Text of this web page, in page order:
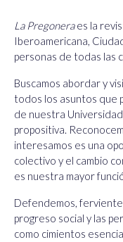
La Pregoneraes la
Iberoamericana,
personas de todas las
Buscamos abordar y
todos los asuntos que
de nuestra
propositiva.
interesamos es una
colectivo y el cambio
es nuestra mayor
Defendemos,
progreso social y las
como cimientos